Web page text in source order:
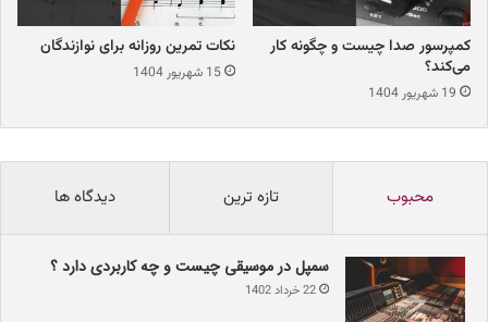
کارت صدای مادربرد
تقریبا تمامی مادربردهای کامپیوتر موجود در بازار، به کارت صدای بسیار
ساده و مبتدی مجهز شده‌اند. در این مدل از کارت صدا، خروجی و ورودی
کمپرسور صدا چیست و چگونه کار
می‌کند؟
19 شهریور 1404
نکات تمرین روزانه برای نوازندگان
15 شهریور 1404
محبوب تازه ترین دیدگاه ها
سمپل در موسیقی چیست و چه کاربردی دارد ؟
22 خرداد 1402